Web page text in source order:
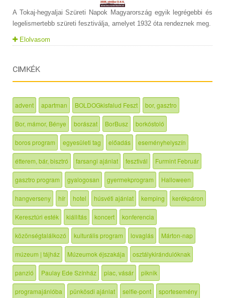
A Tokaj-hegyaljai Szüreti Napok Magyarország egyik legrégebbi és
legelismertebb szüreti fesztiválja, amelyet 1932 óta rendeznek meg.
Elolvasom
CIMKÉK
advent apartman BOLDOGkisfalud Feszt bor, gasztro
Bor, mámor, Bénye borászat BorBusz borkóstoló
boros program egyesületi tag előadás eseményhelyszín
étterem, bár, bisztró farsangi ajánlat fesztivál Furmint Február
gasztro program gyalogosan gyermekprogram Halloween
hangverseny hír hotel húsvéti ajánlat kemping kerékpáron
Keresztúri esték kiállítás koncert konferencia
közönségtalálkozó kulturális program lovaglás Márton-nap
múzeum | tájház Múzeumok éjszakája osztálykirándulóknak
panzió Paulay Ede Színház piac, vásár piknik
programajánlóba pünkösdi ajánlat selfie-pont sportesemény